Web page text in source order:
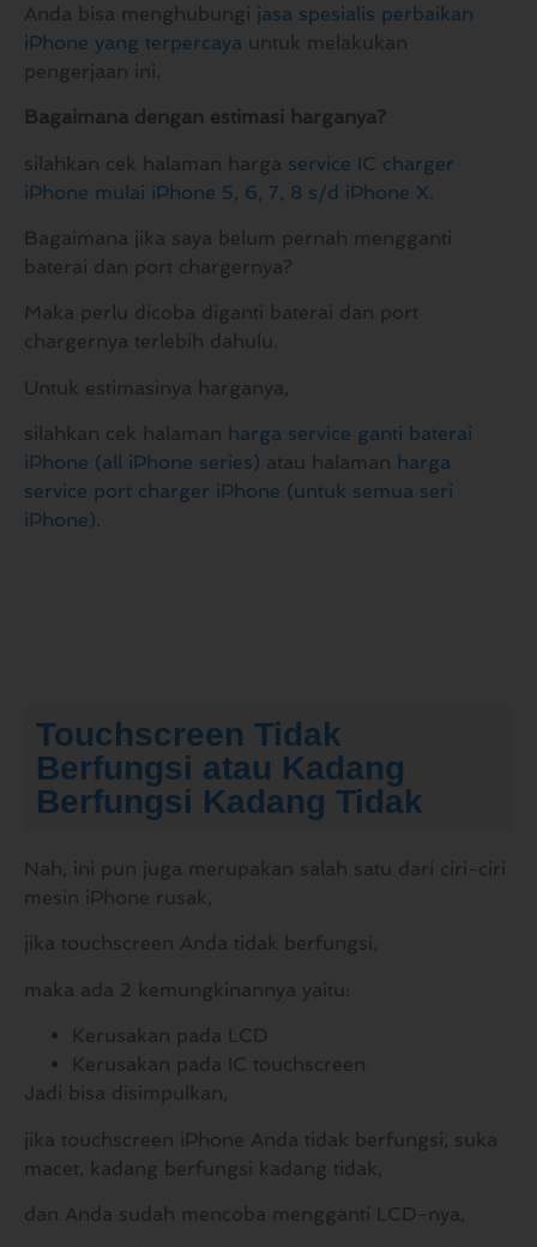
Anda bisa menghubungi jasa spesialis perbaikan
iPhone yang terpercaya untuk melakukan
pengerjaan ini.
Bagaimana dengan estimasi harganya?
silahkan cek halaman harga service IC charger
iPhone mulai iPhone 5, 6, 7, 8 s/d iPhone X
Bagaimana jika saya belum pernah mengganti
baterai dan port chargernya?
Maka perlu dicoba diganti baterai dan port
chargernya terlebih dahulu.
Untuk estimasinya harganya,
silahkan cek halaman harga service ganti baterai
iPhone (all iPhone series) atau halaman harga
service port charger iPhone (untuk semua seri
iPhone).
Touchscreen Tidak
Berfungsi atau Kadang
Berfungsi Kadang Tidak
Nah, ini pun juga merupakan salah satu dari ciri-ciri
mesin iPhone rusak,
jika touchscreen Anda tidak berfungsi,
maka ada 2 kemungkinannya yaitu:
Kerusakan pada LCD
Kerusakan pada IC touchscreen
Jadi bisa disimpulkan,
jika touchscreen iPhone Anda tidak berfungsi, suka
macet, kadang berfungsi kadang tidak,
dan Anda sudah mencoba mengganti LCD-nya,